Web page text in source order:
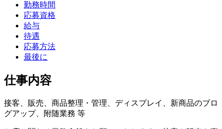
勤務時間
応募資格
給与
待遇
応募方法
最後に
仕事内容
接客、販売、商品整理・管理、ディスプレイ、新商品のブロ
グアップ、附随業務 等